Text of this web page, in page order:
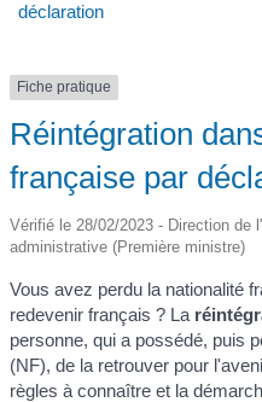
déclaration
Fiche pratique
Réintégration
française par
Vérifié le 28/02/2023 - Direction de
administrative (Première ministre)
Vous avez perdu la nationalité
redevenir français ? La
personne, qui a possédé, puis
(NF), de la retrouver pour
règles à connaître et la